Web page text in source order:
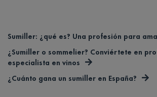
Sumiller: ¿qué es? Una profesión para
¿Sumiller o sommelier? Conviértete en
especialista en vinos
¿Cuánto gana un sumiller en España?